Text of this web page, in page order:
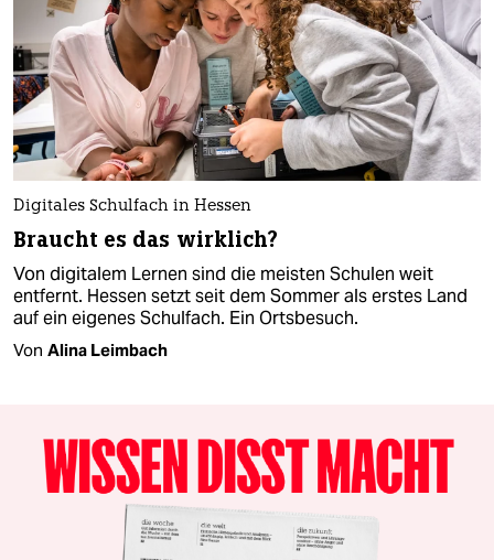
Digitales Schulfach in Hessen
Braucht es das wirklich?
Von digitalem Lernen sind die meisten Schulen weit
entfernt. Hessen setzt seit dem Sommer als erstes Land
auf ein eigenes Schulfach. Ein Ortsbesuch.
Von Alina Leimbach